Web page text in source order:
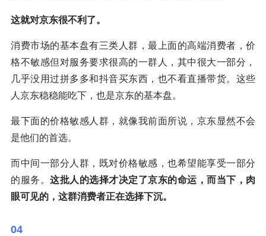
这就对京东很不利了。
消费市场的基本盘有三类人群，最上面的高端消费者，价
格不敏感但对服务要求很高的一群人，其中很大一部分，
几乎没用过拼多多和抖音买东西，也不看直播带货。这些
人京东稳稳能吃下，也是京东的基本盘。
最下面的价格敏感人群，就像我前面所说，京东显然不会
是他们的首选。
而中间一部分人群，既对价格敏感，也希望能享受一部分
的服务。 这批人的选择才决定了京东的命运，而当下，肉
眼可见的，这群消费者正在选择下沉。
04